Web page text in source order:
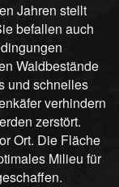
Jahren stellt
befallen auch
Waldbestände
und schnelles
verhindern
zerstört.
Ort. Die Fläche
Milieu für